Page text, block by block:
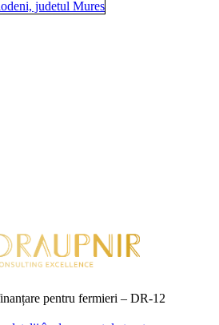
pentru fermieri – DR‑12